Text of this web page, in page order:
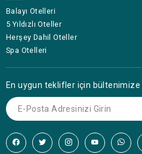
Balayı Otelleri
5 Yıldızlı Oteller
Herşey Dahil Oteller
Spa Otelleri
En uygun teklifler için bültenimize